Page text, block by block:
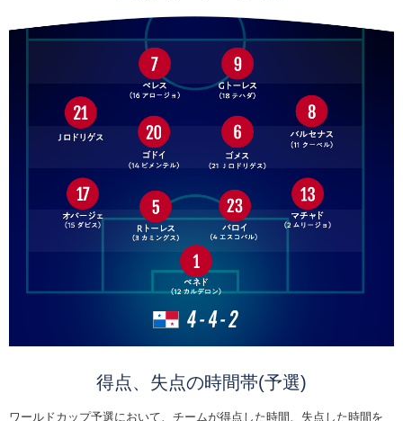
得点、失点の時間帯(予選)
ワールドカップ予選において、チームが得点した時間、失点した時間を